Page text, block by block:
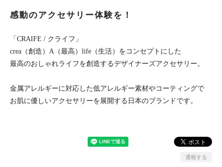
感動のアクセサリー体験を！
「CRAIFE / クライフ」
crea（創造）A（最高）life（生活）をコンセプトにした
最高のおしゃれライフを創造するデザイナーズアクセサリー。
金属アレルギーに対応した低アレルギー素材やコーティングで
お肌に優しいアクセサリーを展開する日本のブランドです。
通報する